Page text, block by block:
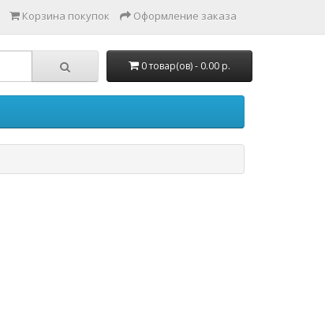
Корзина покупок Оформление заказа
0 товар(ов) - 0.00 р.